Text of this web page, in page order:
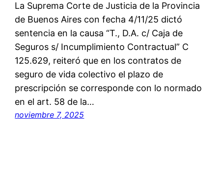
La Suprema Corte de Justicia de la Provincia
de Buenos Aires con fecha 4/11/25 dictó
sentencia en la causa “T., D.A. c/ Caja de
Seguros s/ Incumplimiento Contractual” C
125.629, reiteró que en los contratos de
seguro de vida colectivo el plazo de
prescripción se corresponde con lo normado
en el art. 58 de la…
noviembre 7, 2025